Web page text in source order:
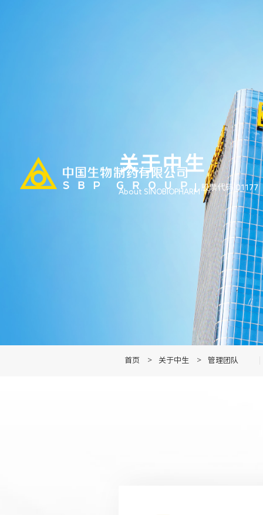
股票代码 01177
关于中生
About SINOBIOPHARM
首页 > 关于中生 > 管理团队